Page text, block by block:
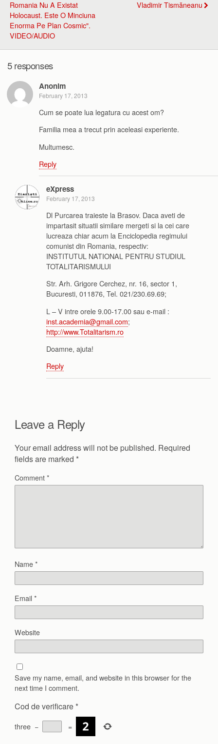
Romania Nu A Existat
Holocaust. Este O Minciuna
Enorma Pe Plan Cosmic".
VIDEO/AUDIO
Vladimir Tismăneanu
5 responses
Anonim
February 17, 2013
Cum se poate lua legatura cu acest om?
Familia mea a trecut prin aceleasi experiente.
Multumesc.
Reply
eXpress
February 17, 2013
Dl Purcarea traieste la Brasov. Daca aveti de
impartasit situatii similare mergeti si la cei care
lucreaza chiar acum la Enciclopedia regimului
comunist din Romania, respectiv:
INSTITUTUL NATIONAL PENTRU STUDIUL
TOTALITARISMULUI
Str. Arh. Grigore Cerchez, nr. 16, sector 1,
Bucuresti, 011876, Tel. 021/230.69.69;
L – V intre orele 9.00-17.00 sau e-mail :
inst.academia@gmail.com;
http://www.Totalitarism.ro
Doamne, ajuta!
Reply
Leave a Reply
Your email address will not be published. Required
fields are marked *
Comment*
Name*
Email*
Website
Save my name, email, and website in this browser for the
next time I comment.
Cod de verificare *
three − =